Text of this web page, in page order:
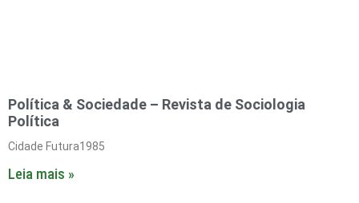
Política & Sociedade – Revista de Sociologia
Política
Cidade Futura1985
Leia mais »